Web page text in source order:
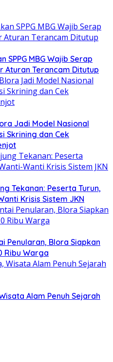
SPPG MBG Wajib Serap
Aturan Terancam Ditutup
Jadi Model Nasional
Skrining dan Cek
Tekanan: Peserta Turun,
Krisis Sistem JKN
Penularan, Blora Siapkan
Ribu Warga
Alam Penuh Sejarah